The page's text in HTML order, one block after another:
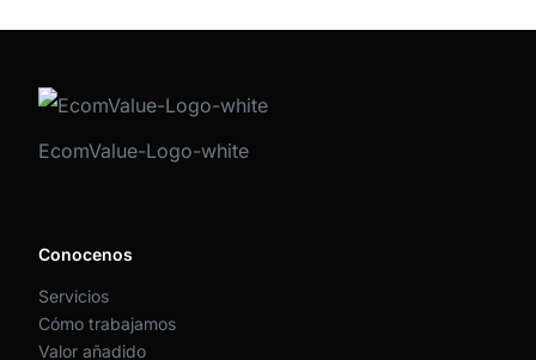
EcomValue-Logo-white
Conocenos
Servicios
Cómo trabajamos
Valor añadido